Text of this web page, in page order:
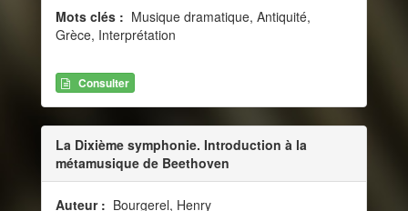
Mots clés : Musique dramatique, Antiquité,
Grèce, Interprétation
Consulter
La Dixième symphonie. Introduction à la
métamusique de Beethoven
Auteur : Bourgerel, Henry